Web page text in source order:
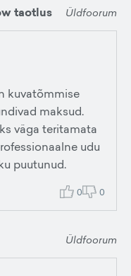
taotlus Üldfoorum
kuvatõmmise
maksud.
väga teritamata
udu
puutunud.
0 0
Üldfoorum